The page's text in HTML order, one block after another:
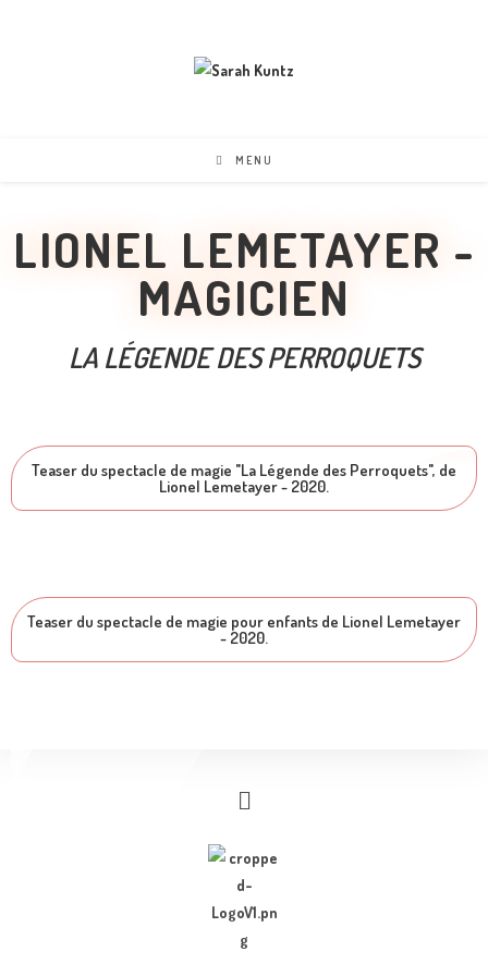
MENU
LIONEL LEMETAYER -
MAGICIEN
LA LÉGENDE DES PERROQUETS
Teaser du spectacle de magie "La Légende des Perroquets", de
Lionel Lemetayer - 2020.
Teaser du spectacle de magie pour enfants de Lionel Lemetayer
- 2020.